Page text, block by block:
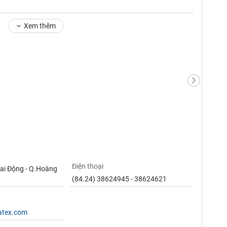
Xem thêm
Động - Q.Hoàng
Điện thoại
(84.24) 38624945 - 38624621